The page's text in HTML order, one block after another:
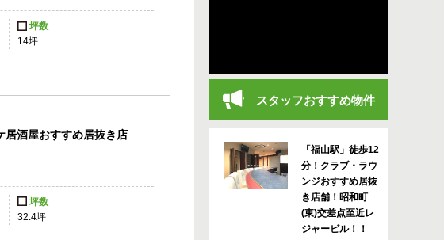
坪数
14坪
酒屋おすすめ居抜き店
坪数
32.4坪
スタッフおすすめ物件
「福山駅」徒歩12
分！クラブ・ラウ
ンジおすすめ居抜
き店舗！昭和町
(東)交差点至近レ
ジャービル！！